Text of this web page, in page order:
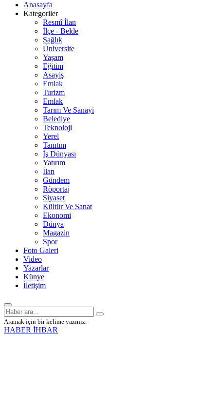
Anasayfa
Kategoriler
Resmî İlan
İlçe - Belde
Sağlık
Üniversite
Yaşam
Eğitim
Asayiş
Emlak
Turizm
Emlak
Tarım Ve Sanayi
Belediye
Teknoloji
Yerel
Tanıtım
İş Dünyası
Yatırım
İlan
Gündem
Röportaj
Siyaset
Kültür Ve Sanat
Ekonomi
Dünya
Magazin
Spor
Foto Galeri
Video
Yazarlar
Künye
İletişim
Aramak için bir kelime yazınız.
HABER İHBAR